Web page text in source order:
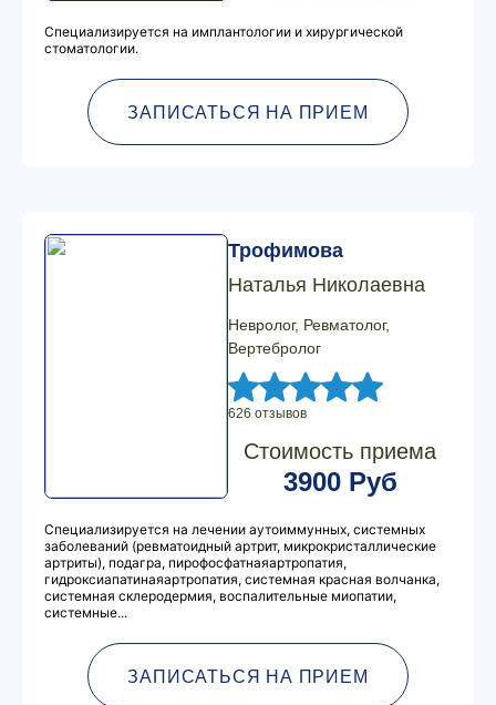
Специализируется на имплантологии и хирургической
стоматологии.
ЗАПИСАТЬСЯ НА ПРИЕМ
Трофимова
Наталья Николаевна
Невролог, Ревматолог,
Вертебролог
626 отзывов
Стоимость приема
3900 Руб
Специализируется на лечении аутоиммунных, системных
заболеваний (ревматоидный артрит, микрокристаллические
артриты), подагра, пирофосфатнаяартропатия,
гидроксиапатинаяартропатия, системная красная волчанка,
системная склеродермия, воспалительные миопатии,
системные...
ЗАПИСАТЬСЯ НА ПРИЕМ